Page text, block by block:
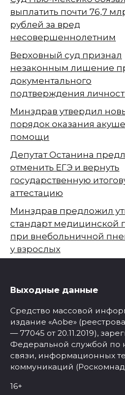
выплатить почти 76,7
рублей за вред
несовершеннолетним
Верховный суд признал
незаконным лишение
документального
подтверждения
Минздрав утвердил
порядок оказания
помощи
Депутат Останина
отменить ЕГЭ и вернуть
государственную
аттестацию
Минздрав предложил
стандарт медицинской
при внебольничной
у взрослых
Выходные данные
Средство массовой
издание «Aobe»
— 77045 от 20.11.2019),
Федеральной службой по
связи, информационных
коммуникаций
16+